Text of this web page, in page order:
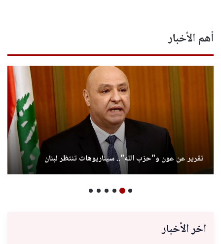
أهم الأخبار
تقرير عن عون و"حزب الله".. سيناريوهات تنتظر لبنان
اخر الأخبار